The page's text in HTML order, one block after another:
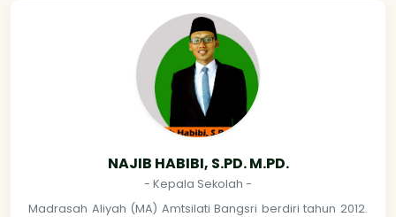
NAJIB HABIBI, S.PD. M.PD.
- Kepala Sekolah -
Madrasah Aliyah (MA) Amtsilati Bangsri berdiri tahun 2012.